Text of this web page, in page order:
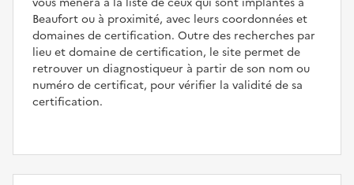
Beaufort ou à proximité, avec leurs coordonnées et
domaines de certification. Outre des recherches par
lieu et domaine de certification, le site permet de
retrouver un diagnostiqueur à partir de son nom ou
numéro de certificat, pour vérifier la validité de sa
certification.